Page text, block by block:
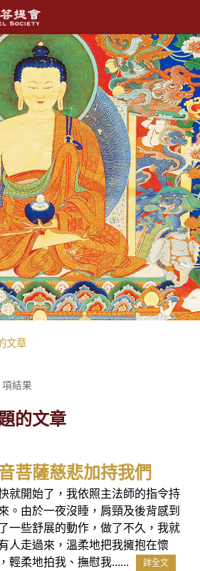
文章
的文章
結果
菩薩慈悲加持我們
就開始了，我依照主法師的指令持
。由於一夜沒睡，肩頸及後背感到
一些舒展的動作，做了不久，我就
人走過來，溫柔地把我擁抱在懷
輕柔地拍我、撫慰我......
詳全文